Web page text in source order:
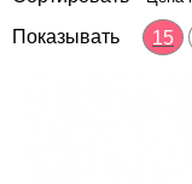
Показывать
15